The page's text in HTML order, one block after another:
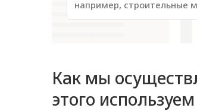
Как мы
этого используем